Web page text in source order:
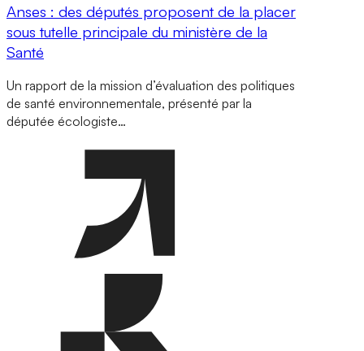
Anses : des députés proposent de la placer
sous tutelle principale du ministère de la
Santé
Un rapport de la mission d’évaluation des politiques
de santé environnementale, présenté par la
députée écologiste…